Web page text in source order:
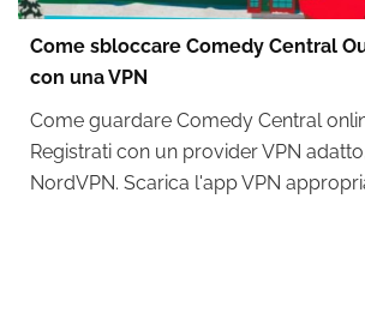
Come sbloccare Comedy Central
con una VPN
Come guardare Comedy Central
Registrati con un provider VPN
NordVPN. Scarica l'app VPN